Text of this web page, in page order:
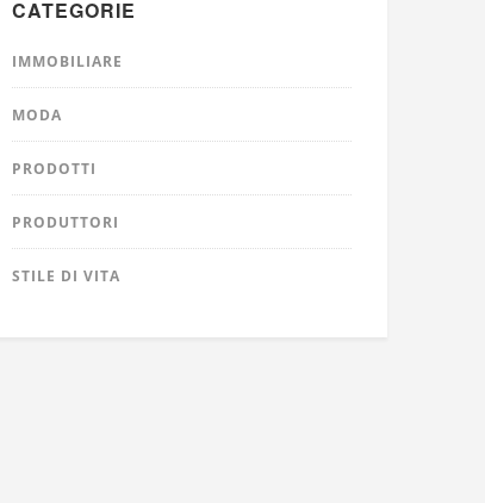
CATEGORIE
IMMOBILIARE
MODA
PRODOTTI
PRODUTTORI
STILE DI VITA